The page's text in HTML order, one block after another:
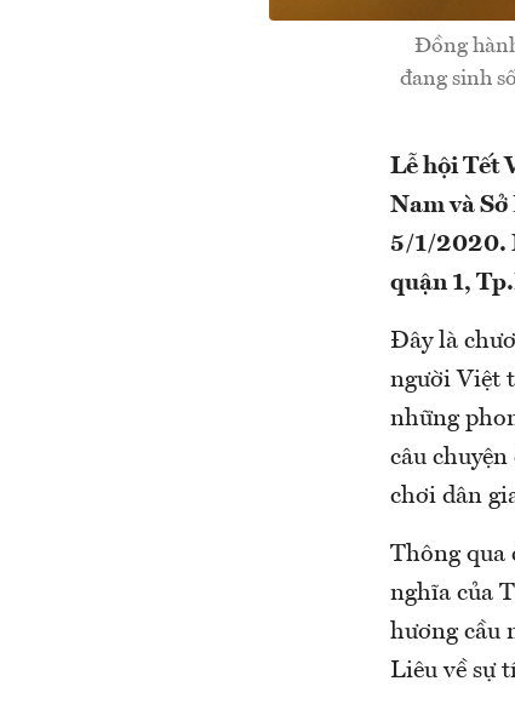
Đồng
đang sinh
Lễ hội Tết
Nam và
5/1/2020.
quận 1,
Đây là
người Việt
những
câu
chơi dân
Thông qua
nghĩa của
hương cầu
Liêu về sự